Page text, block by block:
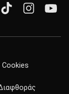
Cookies